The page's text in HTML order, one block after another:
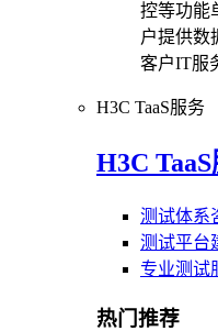
控等功能
户提供数
客户IT服
H3C TaaS服务
H3C
测试体系
测试平台
专业测试
热门推荐